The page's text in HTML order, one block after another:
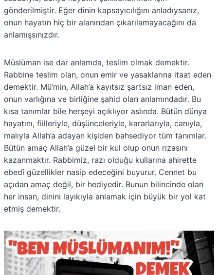
gönderilmiştir. Eğer dinin kapsayıcılığını anladıysanız,
onun hayatın hiç bir alanından çıkarılamayacağını da
anlamışsınızdır.
Müslüman ise dar anlamda, teslim olmak demektir.
Rabbine teslim olan, onun emir ve yasaklarına itaat eden
demektir. Mü’min, Allah’a kayıtsız şartsız iman eden,
onun varlığına ve birliğine şahid olan anlamındadır. Bu
kısa tanımlar bile herşeyi açıklıyor aslında. Bütün dünya
hayatını, fiilleriyle, düşünceleriyle, kararlarıyla, canıyla,
malıyla Allah’a adayan kişiden bahsediyor tüm tanımlar.
Bütün amaç Allah’a güzel bir kul olup onun rızasını
kazanmaktır. Rabbimiz, razı olduğu kullarına ahirette
ebedî güzellikler nasip edeceğini buyurur. Cennet bu
açıdan amaç değil, bir hediyedir. Bunun bilincinde olan
her insan, dinini layıkıyla anlamak için büyük bir yol kat
etmiş demektir.